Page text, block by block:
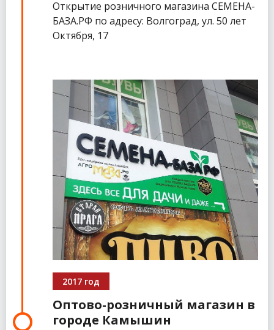
Открытие розничного магазина СЕМЕНА-
БАЗА.РФ по адресу: Волгоград, ул. 50 лет
Октября, 17
2017 год
Оптово-розничный магазин в
городе Камышин